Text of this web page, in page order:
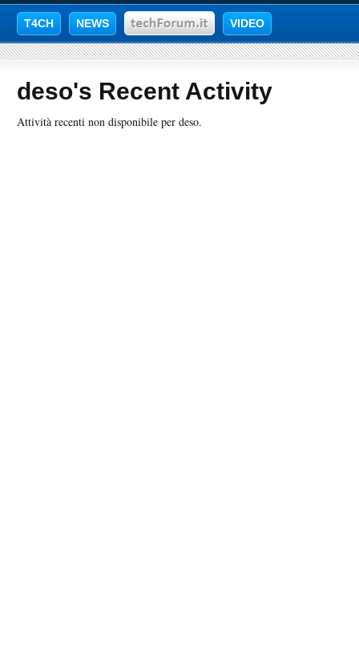
T4CH NEWS VIDEO
deso's Recent Activity
Attività recenti non disponibile per deso.